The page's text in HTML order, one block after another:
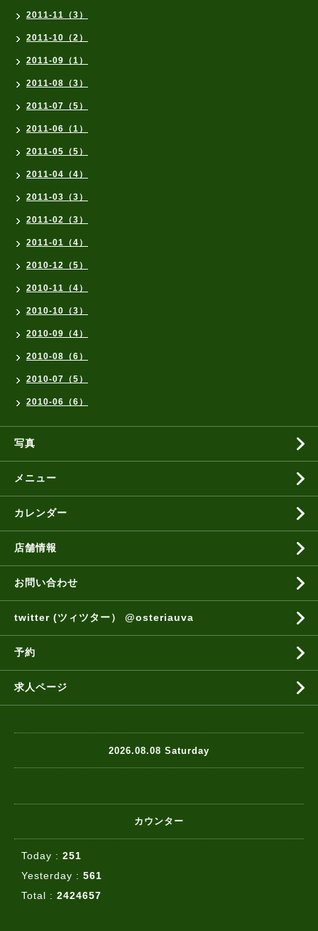
2011-11（3）
2011-10（2）
2011-09（1）
2011-08（3）
2011-07（5）
2011-06（1）
2011-05（5）
2011-04（4）
2011-03（3）
2011-02（3）
2011-01（4）
2010-12（5）
2010-11（4）
2010-10（3）
2010-09（4）
2010-08（6）
2010-07（5）
2010-06（6）
写真
メニュー
カレンダー
店舗情報
お問い合わせ
twitter (ツィツター） @osteriauva
予約
求人ページ
2026.08.08 Saturday
カウンター
Today : 251
Yesterday : 561
Total : 2424657